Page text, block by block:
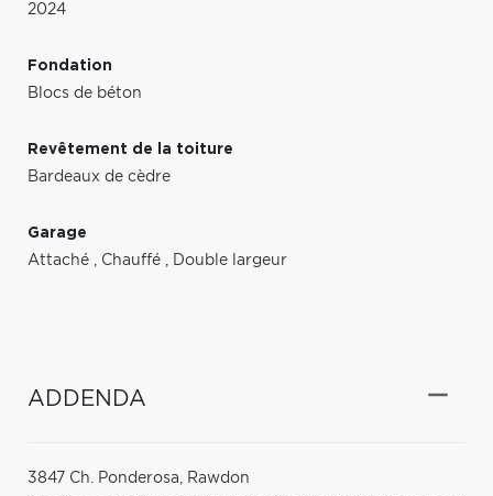
2024
Fondation
Blocs de béton
Revêtement de la toiture
Bardeaux de cèdre
Garage
Attaché , Chauffé , Double largeur
ADDENDA
3847 Ch. Ponderosa, Rawdon